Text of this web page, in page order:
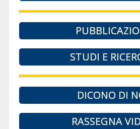
STUDI E
DICONO DI
RASSEGNA